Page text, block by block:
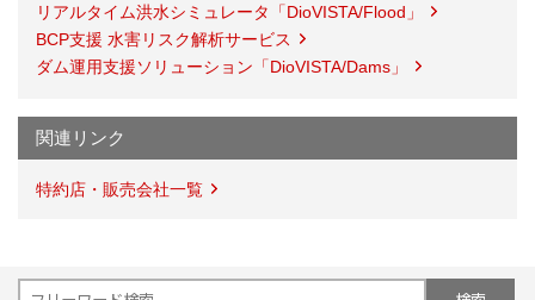
リアルタイム洪水シミュレータ「DioVISTA/Flood」
BCP支援 水害リスク解析サービス
ダム運用支援ソリューション「DioVISTA/Dams」
関連リンク
特約店・販売会社一覧